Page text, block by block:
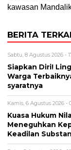
kawasan
BERITA
Sabtu, 8 Agustus 2026 -
Siapkan Diri!
Warga
syaratnya
Kamis, 6 Agustus 2026 -
Kuasa Hukum
Meneguhkan
Keadilan